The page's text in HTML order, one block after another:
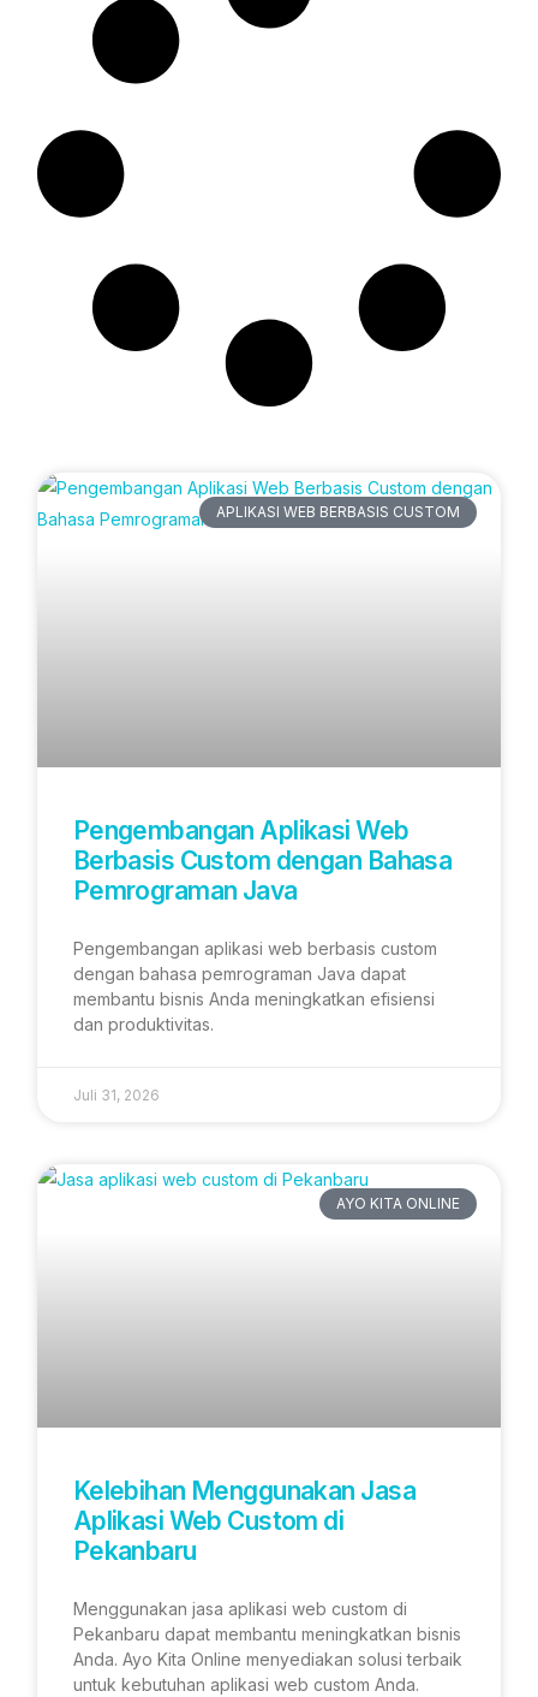
APLIKASI WEB BERBASIS CUSTOM
Pengembangan Aplikasi Web
Berbasis Custom dengan Bahasa
Pemrograman Java
Pengembangan aplikasi web berbasis custom
dengan bahasa pemrograman Java dapat
membantu bisnis Anda meningkatkan efisiensi
dan produktivitas.
Juli 31, 2026
AYO KITA ONLINE
Kelebihan Menggunakan Jasa
Aplikasi Web Custom di
Pekanbaru
Menggunakan jasa aplikasi web custom di
Pekanbaru dapat membantu meningkatkan bisnis
Anda. Ayo Kita Online menyediakan solusi terbaik
untuk kebutuhan aplikasi web custom Anda.